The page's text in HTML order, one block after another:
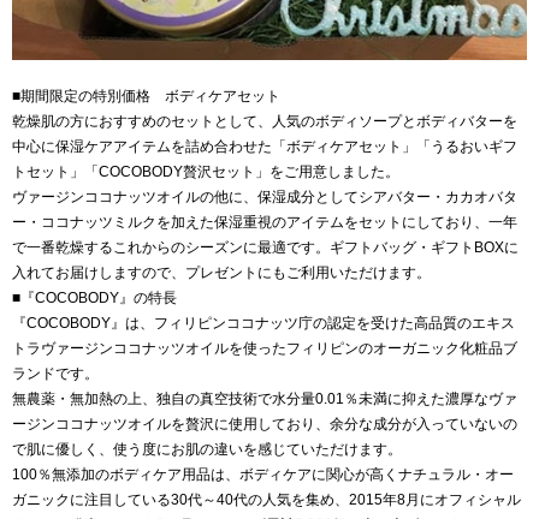
■期間限定の特別価格 ボディケアセット
乾燥肌の方におすすめのセットとして、人気のボディソープとボディバターを
中心に保湿ケアアイテムを詰め合わせた「ボディケアセット」「うるおいギフ
トセット」「COCOBODY贅沢セット」をご用意しました。
ヴァージンココナッツオイルの他に、保湿成分としてシアバター・カカオバタ
ー・ココナッツミルクを加えた保湿重視のアイテムをセットにしており、一年
で一番乾燥するこれからのシーズンに最適です。ギフトバッグ・ギフトBOXに
入れてお届けしますので、プレゼントにもご利用いただけます。
■『COCOBODY』の特長
『COCOBODY』は、フィリピンココナッツ庁の認定を受けた高品質のエキス
トラヴァージンココナッツオイルを使ったフィリピンのオーガニック化粧品ブ
ランドです。
無農薬・無加熱の上、独自の真空技術で水分量0.01％未満に抑えた濃厚なヴァ
ージンココナッツオイルを贅沢に使用しており、余分な成分が入っていないの
で肌に優しく、使う度にお肌の違いを感じていただけます。
100％無添加のボディケア用品は、ボディケアに関心が高くナチュラル・オー
ガニックに注目している30代～40代の人気を集め、2015年8月にオフィシャル